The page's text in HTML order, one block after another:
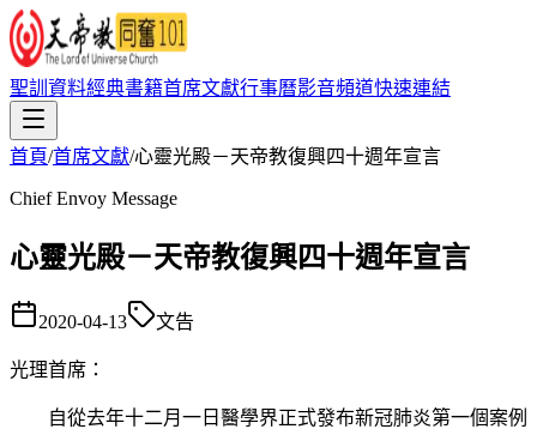
聖訓資料經典書籍首席文獻行事曆影音頻道快速連結
首頁/首席文獻/心靈光殿－天帝教復興四十週年宣言
Chief Envoy Message
心靈光殿－天帝教復興四十週年宣言
2020-04-13 文告
光理首席 ：
自從去年十二月一日醫學界正式發布新冠肺炎第一個案例